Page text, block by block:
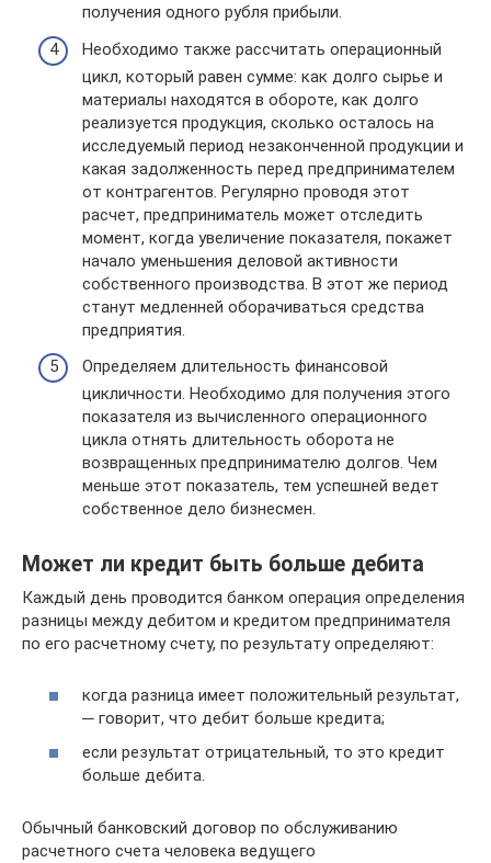
получения одного рубля прибыли.
Необходимо также рассчитать операционный
цикл, который равен сумме: как долго сырье и
материалы находятся в обороте, как долго
реализуется продукция, сколько осталось на
исследуемый период незаконченной продукции и
какая задолженность перед предпринимателем
от контрагентов. Регулярно проводя этот
расчет, предприниматель может отследить
момент, когда увеличение показателя, покажет
начало уменьшения деловой активности
собственного производства. В этот же период
станут медленней оборачиваться средства
предприятия.
Определяем длительность финансовой
цикличности. Необходимо для получения этого
показателя из вычисленного операционного
цикла отнять длительность оборота не
возвращенных предпринимателю долгов. Чем
меньше этот показатель, тем успешней ведет
собственное дело бизнесмен.
Может ли кредит быть больше дебита
Каждый день проводится банком операция определения
разницы между дебитом и кредитом предпринимателя
по его расчетному счету, по результату определяют:
когда разница имеет положительный результат,
─ говорит, что дебит больше кредита;
если результат отрицательный, то это кредит
больше дебита.
Обычный банковский договор по обслуживанию
расчетного счета человека ведущего